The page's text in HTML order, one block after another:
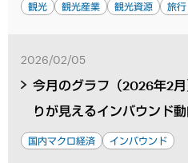
観光 観光産業 観光資源 旅行
2026/02/05
今月のグラフ（2026年2
りが見えるインバウンド
国内マクロ経済 インバウンド